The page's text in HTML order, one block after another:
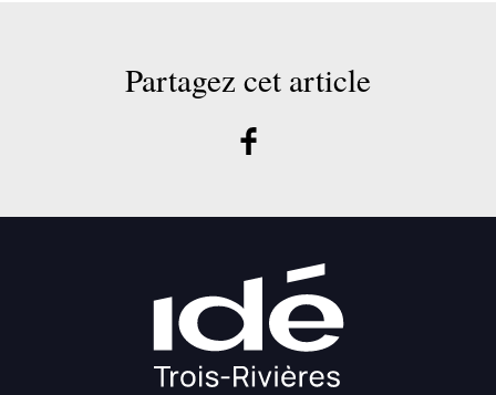
Partagez cet article